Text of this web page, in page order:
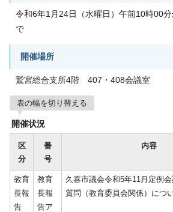
令和6年1月24日（水曜日）午前10時00
で
開催場所
鷲宮総合支所4階 407・408会議室
表の幅を切り替える
開催状況
区
分
番
号
内容
教育
長報
告
教育
長報
告ア
久喜市議会令和5年11月定例
質問（教育委員会関係）につ